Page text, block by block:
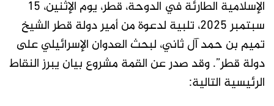
الإسلامية الطارئة في الدوحة، قطر، يوم الإثنين، 15
سبتمبر 2025، تلبية لدعوة من أمير دولة قطر الشيخ
تميم بن حمد آل ثاني، لبحث العدوان الإسرائيلي على
دولة قطر”. وقد صدر عن القمة مشروع بيان يبرز النقاط
الرئيسية التالية: